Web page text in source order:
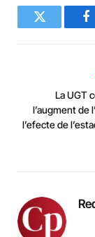
Twitter
La UGT
l’augment de
l’efecte de